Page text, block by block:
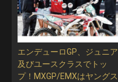
エンデューロGP、ジュニア
及びユースクラスでトッ
プ！MXGP/EMXはヤングス